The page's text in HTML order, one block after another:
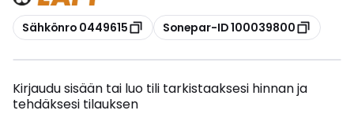
Kopioi
Sähkönro 0449615 Kopioi
Sonepar-ID 100039800
Kirjaudu sisään tai luo tili tarkistaaksesi hinnan ja
tehdäksesi tilauksen